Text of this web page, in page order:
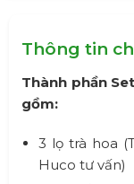
Thông tin
Thành phần
gồm:
3 lọ trà hoa
Huco tư vấn)